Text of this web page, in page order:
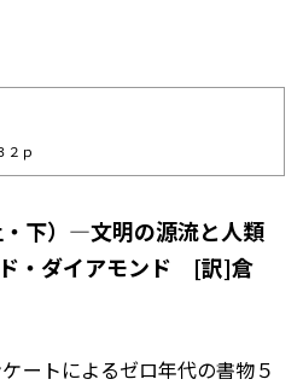
２ｐ
下）―文明の源流と人類
・ダイアモンド [訳]倉
ートによるゼロ年代の書物５